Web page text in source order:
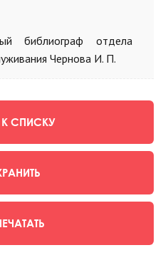
библиограф отдела
Чернова И. П.
СПИСКУ